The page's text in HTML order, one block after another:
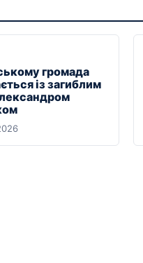
громада
із загиблим